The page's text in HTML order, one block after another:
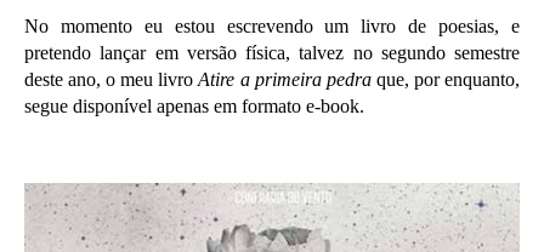
No momento eu estou escrevendo um livro de poesias, e
pretendo lançar em versão física, talvez no segundo semestre
deste ano, o meu livroAtire a primeira pedraque, por enquanto,
segue disponível apenas em formato e-book.